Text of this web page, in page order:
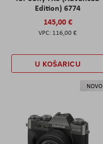
Edition) 6774
145,00 €
116,00 €
U KOŠARICU
NOVO